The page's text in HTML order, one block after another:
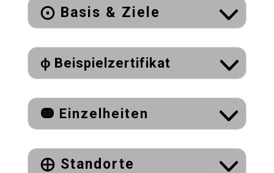
⨀ Basis & Ziele
ɸ Beispielzertifikat
ↈ Einzelheiten
⨁ Standorte